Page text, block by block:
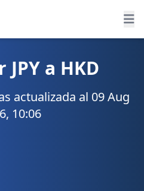
a HKD
actualizada al 09 Aug
10:06